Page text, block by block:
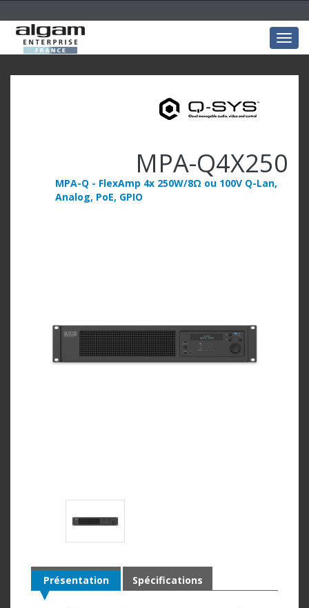
MPA-Q4X250
MPA-Q - FlexAmp 4x 250W/8Ω ou 100V Q-Lan,
Analog, PoE, GPIO
Présentation Spécifications